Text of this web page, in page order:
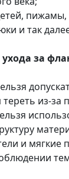
пижамы,
и так
за
тереть из-
и мягкие